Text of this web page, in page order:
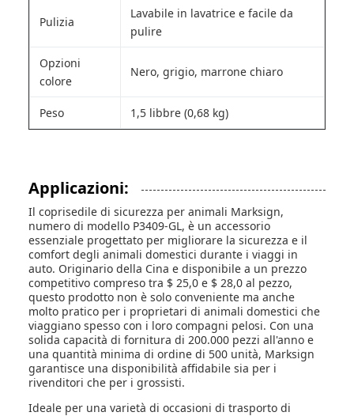
Pulizia
Lavabile in lavatrice e facile da
pulire
Opzioni
colore
Nero, grigio, marrone chiaro
Peso 1,5 libbre (0,68 kg)
Applicazioni:
Il coprisedile di sicurezza per animali Marksign,
numero di modello P3409-GL, è un accessorio
essenziale progettato per migliorare la sicurezza e il
comfort degli animali domestici durante i viaggi in
auto. Originario della Cina e disponibile a un prezzo
competitivo compreso tra $ 25,0 e $ 28,0 al pezzo,
questo prodotto non è solo conveniente ma anche
molto pratico per i proprietari di animali domestici che
viaggiano spesso con i loro compagni pelosi. Con una
solida capacità di fornitura di 200.000 pezzi all'anno e
una quantità minima di ordine di 500 unità, Marksign
garantisce una disponibilità affidabile sia per i
rivenditori che per i grossisti.
Ideale per una varietà di occasioni di trasporto di